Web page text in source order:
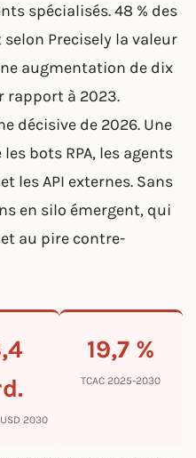
spécialisés. 48 % des
Precisely la valeur
augmentation de dix
rapport à 2023.
décisive de 2026. Une
bots RPA, les agents
les API externes. Sans
en silo émergent, qui
au pire contre-
2030
19,7 %
TCAC 2025-2030